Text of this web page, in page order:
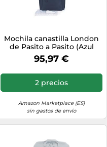
Mochila canastilla London
de Pasito a Pasito (Azul
marino)
95,97 €
2 precios
Amazon Marketplace (ES)
sin gastos de envío